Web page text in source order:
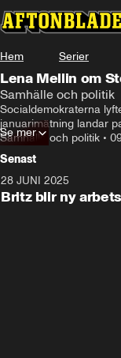
Hem Serier
Lena Mellin om
Samhälle och politik
Socialdemokraterna
januarimätning landar
Samhälle och politik •
Se mer
Senast
28 JUNI 2025
Britz blir ny